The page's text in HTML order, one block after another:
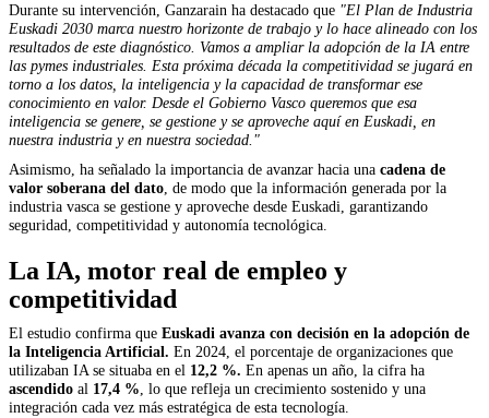
Durante su intervención, Ganzarain ha destacado que "El Plan de Industria
Euskadi 2030 marca nuestro horizonte de trabajo y lo hace alineado con los
resultados de este diagnóstico. Vamos a ampliar la adopción de la IA entre
las pymes industriales. Esta próxima década la competitividad se jugará en
torno a los datos, la inteligencia y la capacidad de transformar ese
conocimiento en valor. Desde el Gobierno Vasco queremos que esa
inteligencia se genere, se gestione y se aproveche aquí en Euskadi, en
nuestra industria y en nuestra sociedad."
Asimismo, ha señalado la importancia de avanzar hacia una cadena de
valor soberana del dato, de modo que la información generada por la
industria vasca se gestione y aproveche desde Euskadi, garantizando
seguridad, competitividad y autonomía tecnológica.
La IA, motor real de empleo y
competitividad
El estudio confirma que Euskadi avanza con decisión en la adopción de
la Inteligencia Artificial. En 2024, el porcentaje de organizaciones que
utilizaban IA se situaba en el 12,2 %. En apenas un año, la cifra ha
ascendido al 17,4 %, lo que refleja un crecimiento sostenido y una
integración cada vez más estratégica de esta tecnología.